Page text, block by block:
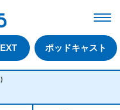
ポッドキャスト